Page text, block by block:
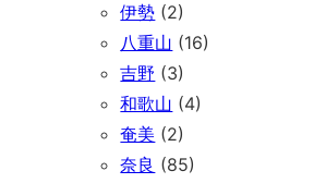
伊勢 (2)
八重山 (16)
吉野 (3)
和歌山 (4)
奄美 (2)
奈良 (85)